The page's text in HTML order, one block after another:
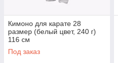
Кимоно для карате 28
размер (белый цвет, 240 г)
116 см
Под заказ